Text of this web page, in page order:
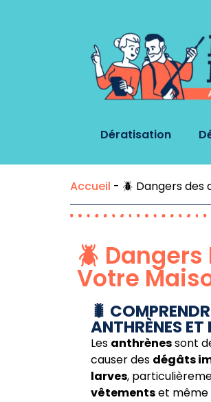
Dératisation
Accueil - 🪲 Dangers
🪲
Votre
🐛
ANTHRÈNES ET
Les anthrènessont
causer des dégâts
larves,
vêtementset même